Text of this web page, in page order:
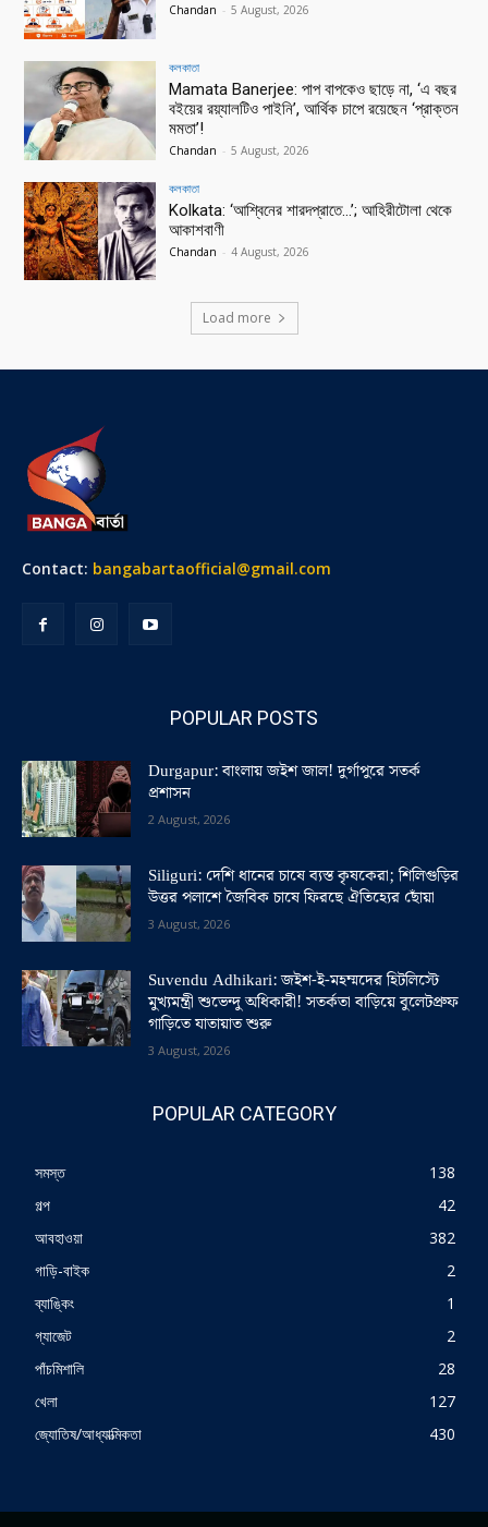
Chandan - 5 August, 2026
কলকাতা
Mamata Banerjee: পাপ বাপকেও ছাড়ে না, ‘এ বছর
বইয়ের রয়্যালটিও পাইনি’, আর্থিক চাপে রয়েছেন ‘প্রাক্তন
মমতা’!
Chandan - 5 August, 2026
কলকাতা
Kolkata: ‘আশ্বিনের শারদপ্রাতে…’; আহিরীটোলা থেকে
আকাশবাণী
Chandan - 4 August, 2026
Load more
Contact: bangabartaofficial@gmail.com
POPULAR POSTS
Durgapur: বাংলায় জইশ জাল! দুর্গাপুরে সতর্ক
প্রশাসন
2 August, 2026
Siliguri: দেশি ধানের চাষে ব্যস্ত কৃষকেরা; শিলিগুড়ির
উত্তর পলাশে জৈবিক চাষে ফিরছে ঐতিহ্যের ছোঁয়া
3 August, 2026
Suvendu Adhikari: জইশ-ই-মহম্মদের হিটলিস্টে
মুখ্যমন্ত্রী শুভেন্দু অধিকারী! সতর্কতা বাড়িয়ে বুলেটপ্রুফ
গাড়িতে যাতায়াত শুরু
3 August, 2026
POPULAR CATEGORY
সমস্ত
138
গল্প
42
আবহাওয়া
382
গাড়ি-বাইক
2
ব্যাঙ্কিং
1
গ্যাজেট
2
পাঁচমিশালি
28
খেলা
127
জ্যোতিষ/আধ্যাত্মিকতা
430